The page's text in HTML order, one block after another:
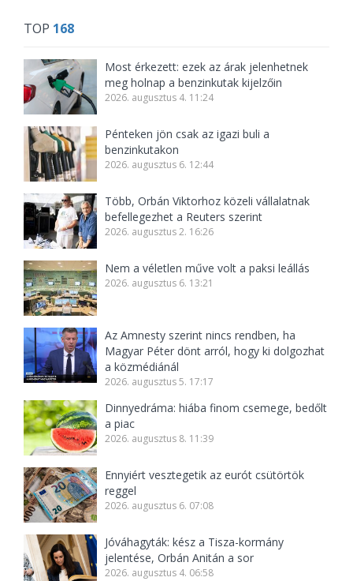
TOP 168
Most érkezett: ezek az árak jelenhetnek
meg holnap a benzinkutak kijelzőin
2026. augusztus 4. 11:24
Pénteken jön csak az igazi buli a
benzinkutakon
2026. augusztus 6. 12:44
Több, Orbán Viktorhoz közeli vállalatnak
befellegezhet a Reuters szerint
2026. augusztus 2. 16:26
Nem a véletlen műve volt a paksi leállás
2026. augusztus 6. 13:21
Az Amnesty szerint nincs rendben, ha
Magyar Péter dönt arról, hogy ki dolgozhat
a közmédiánál
2026. augusztus 5. 17:17
Dinnyedráma: hiába finom csemege, bedőlt
a piac
2026. augusztus 8. 11:39
Ennyiért vesztegetik az eurót csütörtök
reggel
2026. augusztus 6. 07:08
Jóváhagyták: kész a Tisza-kormány
jelentése, Orbán Anitán a sor
2026. augusztus 4. 06:58